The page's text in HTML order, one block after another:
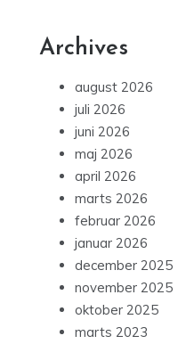
Archives
august 2026
juli 2026
juni 2026
maj 2026
april 2026
marts 2026
februar 2026
januar 2026
december 2025
november 2025
oktober 2025
marts 2023